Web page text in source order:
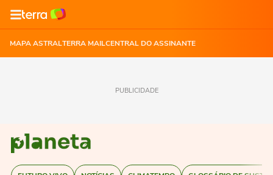
MAPA ASTRALTERRA MAILCENTRAL DO ASSINANTE
PUBLICIDADE